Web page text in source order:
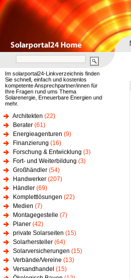
Im solarportal24-Linkverzeichnis finden
Sie schnell, einfach und kostenlos
kompetente Ansprechpartner/innen für
Ihre Fragen rund ums Thema
Solarenergie, Erneuerbare Energien und
mehr.
Architekten (22)
Berater (61)
Energieagenturen (9)
Finanzierung (16)
Forschung & Entwicklung (3)
Fort- und Weiterbildung (3)
Großhändler (54)
Handwerker (207)
Händler (69)
Komplettlösungen (22)
Medien (7)
Montagegestelle (7)
Planer (42)
private Solarseiten (15)
Solarhersteller (64)
Solarversicherungen (15)
Verbände/Vereine (13)
Versandhandel (15)